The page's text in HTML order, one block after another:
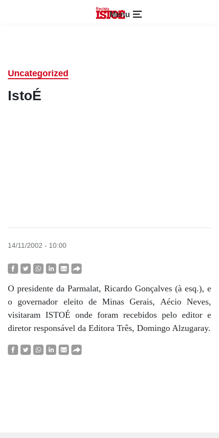
Menu
Uncategorized
IstoÉ
14/11/2002 - 10:00
O presidente da Parmalat, Ricardo Gonçalves (à esq.), e
o governador eleito de Minas Gerais, Aécio Neves,
visitaram ISTOÉ onde foram recebidos pelo editor e
diretor responsável da Editora Três, Domingo Alzugaray.